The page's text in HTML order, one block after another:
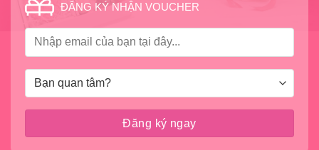
ĐĂNG KÝ NHẬN VOUCHER